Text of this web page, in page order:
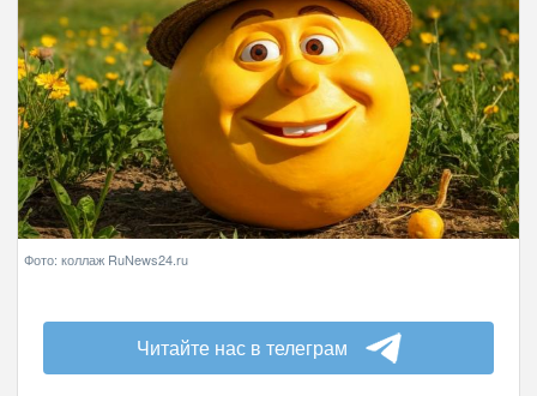
Фото: коллаж RuNews24.ru
Читайте нас в телеграм